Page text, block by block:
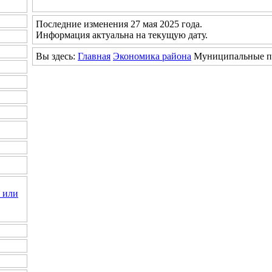
или
Последние изменения 27 мая 2025 года.
Информация актуальна на текущую дату.
Вы здесь: Главная Экономика района Муниципальные